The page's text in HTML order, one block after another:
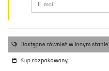
Dostępne również w innym stanie
Kup rozpakowany